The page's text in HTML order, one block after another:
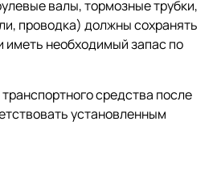
валы, тормозные трубки,
проводка) должны сохранять
иметь необходимый запас по
средства после
установленным